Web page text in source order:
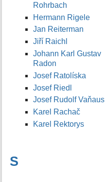
Rohrbach
Hermann Rigele
Jan Reiterman
Jiří Raichl
Johann Karl Gustav
Radon
Josef Ratolíska
Josef Riedl
Josef Rudolf Vaňaus
Karel Rachač
Karel Rektorys
S